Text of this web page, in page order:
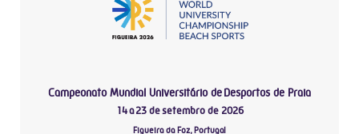
Campeonato Mundial Universitário de Desportos de Praia
14 a 23 de setembro de 2026
Figueira da Foz, Portugal